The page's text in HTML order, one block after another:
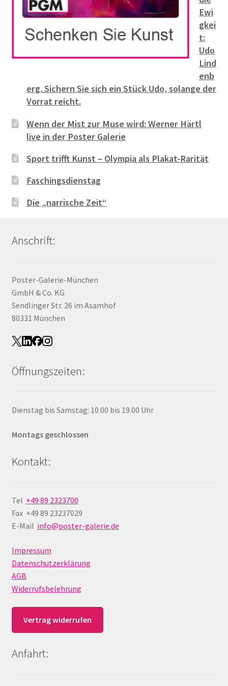
Ewi
gkei
t:
Udo
Lind
enb
erg. Sichern Sie sich ein Stück Udo, solange der
Vorrat reicht.
Wenn der Mist zur Muse wird: Werner Härtl
live in der Poster Galerie
Sport trifft Kunst – Olympia als Plakat-Rarität
Faschingsdienstag
Die „narrische Zeit“
Anschrift:
Poster-Galerie-München
GmbH & Co. KG
Sendlinger Str. 26 im Asamhof
80331 München
Öffnungszeiten:
Dienstag bis Samstag: 10.00 bis 19.00 Uhr
Montags geschlossen
Kontakt:
Tel +49 89 2323700
Fax +49 89 23237029
E-Mail info@poster-galerie.de
Impressum
Datenschutzerklärung
AGB
Widerrufsbelehrung
Vertrag widerrufen
Anfahrt: